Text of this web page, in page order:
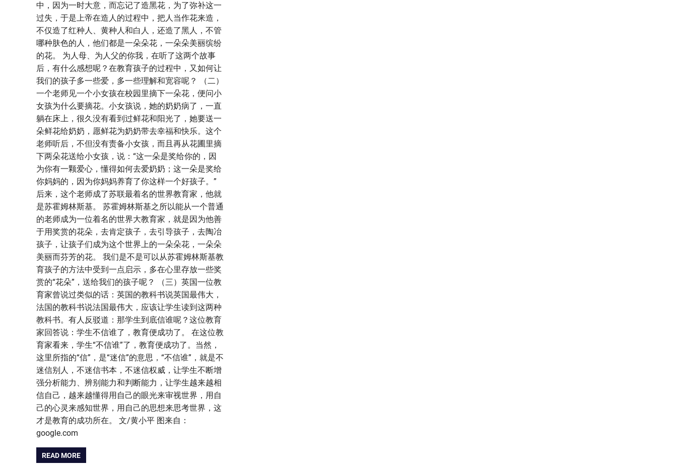
中，因为一时大意，而忘记了造黑花，为了弥补这一
过失，于是上帝在造人的过程中，把人当作花来造，
不仅造了红种人、黄种人和白人，还造了黑人，不管
哪种肤色的人，他们都是一朵朵花，一朵朵美丽缤纷
的花。 为人母、为人父的你我，在听了这两个故事
后，有什么感想呢？在教育孩子的过程中，又如何让
我们的孩子多一些爱，多一些理解和宽容呢？ （二）
一个老师见一个小女孩在校园里摘下一朵花，便问小
女孩为什么要摘花。小女孩说，她的奶奶病了，一直
躺在床上，很久没有看到过鲜花和阳光了，她要送一
朵鲜花给奶奶，愿鲜花为奶奶带去幸福和快乐。这个
老师听后，不但没有责备小女孩，而且再从花圃里摘
下两朵花送给小女孩，说：“这一朵是奖给你的，因
为你有一颗爱心，懂得如何去爱奶奶；这一朵是奖给
你妈妈的，因为你妈妈养育了你这样一个好孩子。”
后来，这个老师成了苏联最着名的世界教育家，他就
是苏霍姆林斯基。 苏霍姆林斯基之所以能从一个普通
的老师成为一位着名的世界大教育家，就是因为他善
于用奖赏的花朵，去肯定孩子，去引导孩子，去陶冶
孩子，让孩子们成为这个世界上的一朵朵花，一朵朵
美丽而芬芳的花。 我们是不是可以从苏霍姆林斯基教
育孩子的方法中受到一点启示，多在心里存放一些奖
赏的“花朵”，送给我们的孩子呢？ （三）英国一位教
育家曾说过类似的话：英国的教科书说英国最伟大，
法国的教科书说法国最伟大，应该让学生读到这两种
教科书。有人反驳道：那学生到底信谁呢？这位教育
家回答说：学生不信谁了，教育便成功了。 在这位教
育家看来，学生“不信谁”了，教育便成功了。当然，
这里所指的“信”，是“迷信”的意思，“不信谁”，就是不
迷信别人，不迷信书本，不迷信权威，让学生不断增
强分析能力、辨别能力和判断能力，让学生越来越相
信自己，越来越懂得用自己的眼光来审视世界，用自
己的心灵来感知世界，用自己的思想来思考世界，这
才是教育的成功所在。 文/黄小平 图来自：
google.com
READ MORE